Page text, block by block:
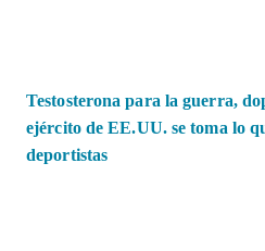
Testosterona para la guerra,
ejército de EE.UU. se toma lo
deportistas